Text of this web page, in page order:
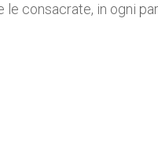
consacrate, in ogni